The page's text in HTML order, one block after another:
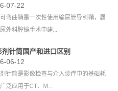
07-22
弯曲鞘是一次性使用输尿管导引鞘，属
外科腔镜手术中建...
剂针筒国产和进口区别
06-12
针筒是影像检查与介入诊疗中的基础耗
泛应用于CT、M...